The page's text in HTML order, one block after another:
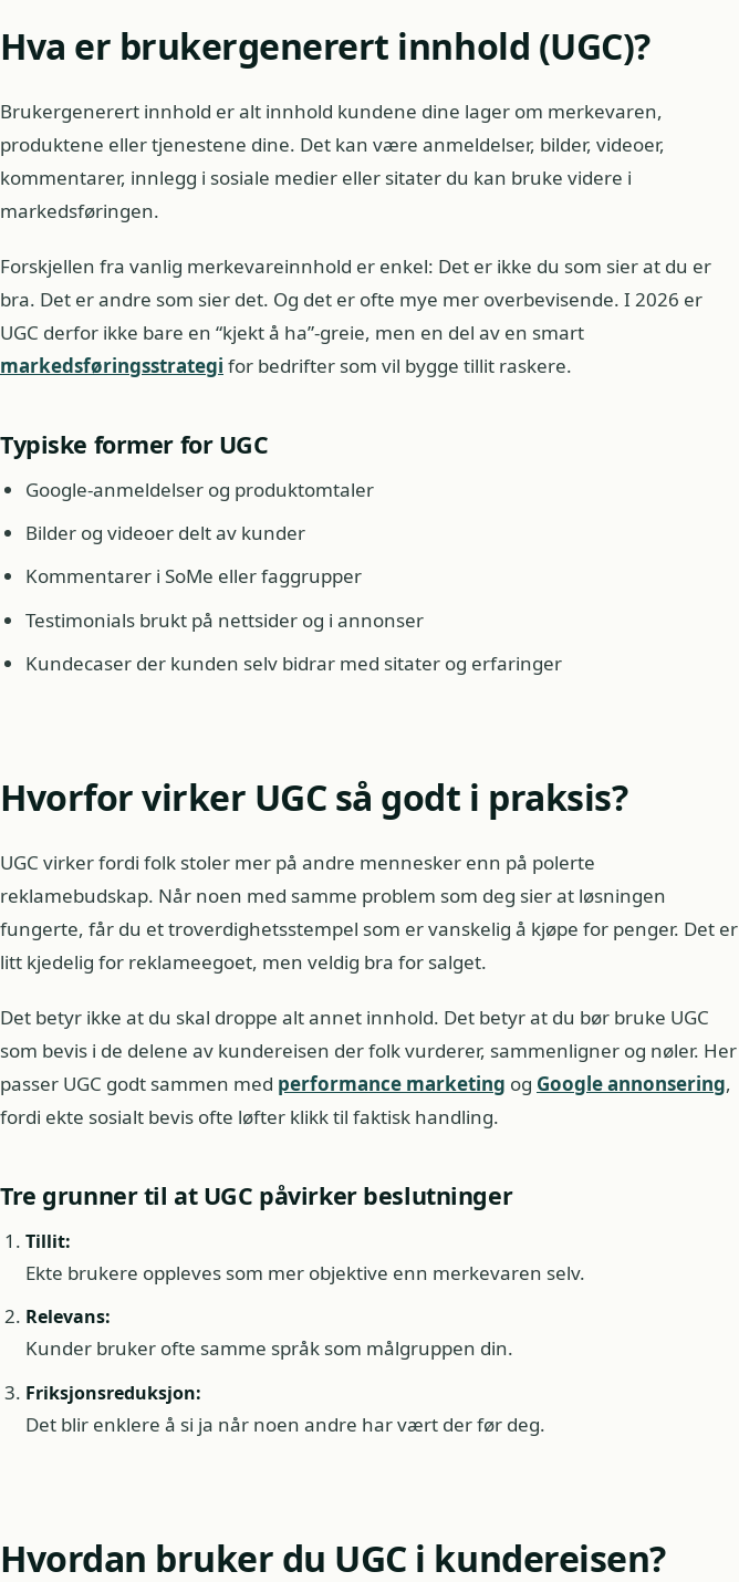
Hva er brukergenerert innhold (UGC)?
Brukergenerert innhold er alt innhold kundene dine lager om merkevaren,
produktene eller tjenestene dine. Det kan være anmeldelser, bilder, videoer,
kommentarer, innlegg i sosiale medier eller sitater du kan bruke videre i
markedsføringen.
Forskjellen fra vanlig merkevareinnhold er enkel: Det er ikke du som sier at du er
bra. Det er andre som sier det. Og det er ofte mye mer overbevisende. I 2026 er
UGC derfor ikke bare en “kjekt å ha”-greie, men en del av en smart
markedsføringsstrategi for bedrifter som vil bygge tillit raskere.
Typiske former for UGC
Google-anmeldelser og produktomtaler
Bilder og videoer delt av kunder
Kommentarer i SoMe eller faggrupper
Testimonials brukt på nettsider og i annonser
Kundecaser der kunden selv bidrar med sitater og erfaringer
Hvorfor virker UGC så godt i praksis?
UGC virker fordi folk stoler mer på andre mennesker enn på polerte
reklamebudskap. Når noen med samme problem som deg sier at løsningen
fungerte, får du et troverdighetsstempel som er vanskelig å kjøpe for penger. Det er
litt kjedelig for reklameegoet, men veldig bra for salget.
Det betyr ikke at du skal droppe alt annet innhold. Det betyr at du bør bruke UGC
som bevis i de delene av kundereisen der folk vurderer, sammenligner og nøler. Her
passer UGC godt sammen med performance marketing og Google annonsering,
fordi ekte sosialt bevis ofte løfter klikk til faktisk handling.
Tre grunner til at UGC påvirker beslutninger
Tillit:
Ekte brukere oppleves som mer objektive enn merkevaren selv.
Relevans:
Kunder bruker ofte samme språk som målgruppen din.
Friksjonsreduksjon:
Det blir enklere å si ja når noen andre har vært der før deg.
Hvordan bruker du UGC i kundereisen?